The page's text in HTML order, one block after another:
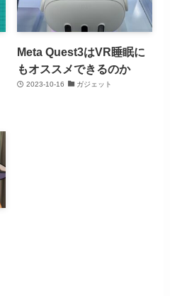
Meta Quest3はVR睡眠に
もオススメできるのか
2023-10-16 ガジェット